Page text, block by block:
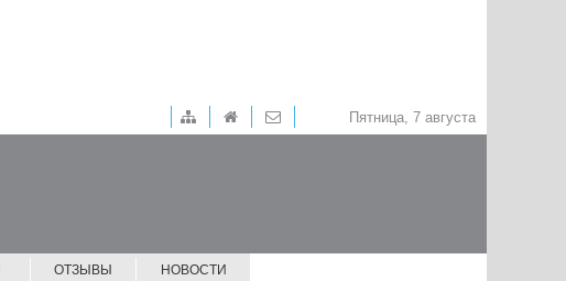
Пятница, 7 августа
ОТЗЫВЫ НОВОСТИ